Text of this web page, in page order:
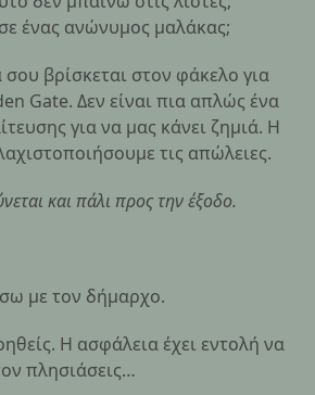
ένας ανώνυμος μαλάκας;
βρίσκεται στον φάκελο για
Gate. Δεν είναι πια απλώς ένα
για να μας κάνει ζημιά. Η
τις απώλειες.
και πάλι προς την έξοδο.
με τον δήμαρχο.
Η ασφάλεια έχει εντολή να
πλησιάσεις…